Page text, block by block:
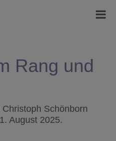
Rang und
Schönborn
August 2025.